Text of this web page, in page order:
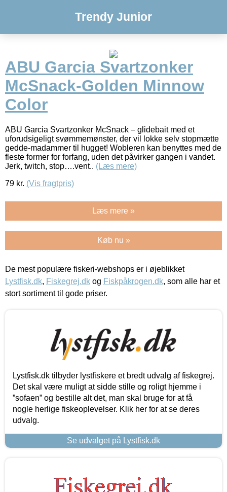
Trendy Junior
ABU Garcia Svartzonker
McSnack-Golden Minnow
Color
ABU Garcia Svartzonker McSnack – glidebait med et
uforudsigeligt svømmemønster, der vil lokke selv stopmætte
gedde-madammer til hugget! Wobleren kan benyttes med de
fleste former for forfang, uden det påvirker gangen i vandet.
Jerk, twitch, stop….vent.. (Læs mere)
79 kr. (Vis fragtpris)
Læs mere »
Køb nu »
De mest populære fiskeri-webshops er i øjeblikket
Lystfisk.dk, Fiskegrej.dk og Fiskpåkrogen.dk, som alle har et
stort sortiment til gode priser.
Lystfisk.dk tilbyder lystfiskere et bredt udvalg af fiskegrej.
Det skal være muligt at sidde stille og roligt hjemme i
”sofaen” og bestille alt det, man skal bruge for at få
nogle herlige fiskeoplevelser. Klik her for at se deres
udvalg.
Se udvalget på Lystfisk.dk